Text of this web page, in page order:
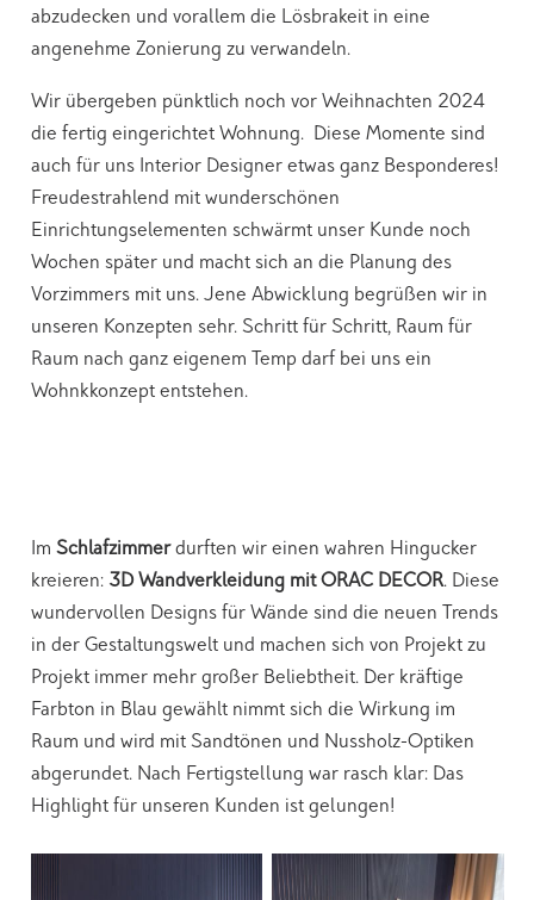
abzudecken und vorallem die Lösbrakeit in eine
angenehme Zonierung zu verwandeln.
Wir übergeben pünktlich noch vor Weihnachten 2024
die fertig eingerichtet Wohnung. Diese Momente sind
auch für uns Interior Designer etwas ganz Besponderes!
Freudestrahlend mit wunderschönen
Einrichtungselementen schwärmt unser Kunde noch
Wochen später und macht sich an die Planung des
Vorzimmers mit uns. Jene Abwicklung begrüßen wir in
unseren Konzepten sehr. Schritt für Schritt, Raum für
Raum nach ganz eigenem Temp darf bei uns ein
Wohnkkonzept entstehen.
Im Schlafzimmerdurften wir einen wahren Hingucker
kreieren: 3D Wandverkleidung mit ORAC DECOR. Diese
wundervollen Designs für Wände sind die neuen Trends
in der Gestaltungswelt und machen sich von Projekt zu
Projekt immer mehr großer Beliebtheit. Der kräftige
Farbton in Blau gewählt nimmt sich die Wirkung im
Raum und wird mit Sandtönen und Nussholz-Optiken
abgerundet. Nach Fertigstellung war rasch klar: Das
Highlight für unseren Kunden ist gelungen!